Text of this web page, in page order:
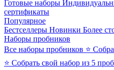
Готовые наборы
сертификаты
Популярное
Бестселлеры Новинки Более
Наборы пробников
Все наборы пробников ⭐
⭐ Собрать свой набор из 5